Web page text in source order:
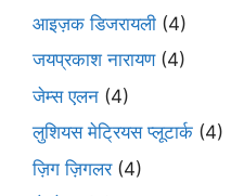
आइज़क डिजरायली (4)
जयप्रकाश नारायण(4)
जेम्स एलन (4)
लुशियस मेट्रियस प्लूटार्क (4)
ज़िग ज़िगलर(4)